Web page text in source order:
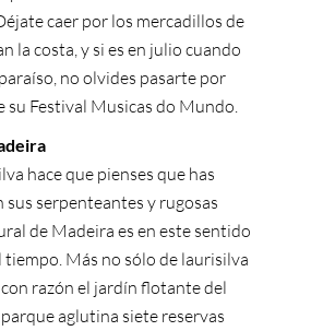
caer por los mercadillos de
la costa, y si es en julio cuando
no olvides pasarte por
su Festival Musicas do Mundo.
hace que pienses que has
sus serpenteantes y rugosas
de Madeira es en este sentido
Más no sólo de laurisilva
razón el jardín flotante del
aglutina siete reservas